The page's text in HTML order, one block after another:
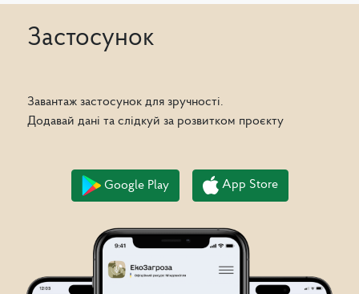
Застосунок
Завантаж застосунок для зручності.
Додавай дані та слідкуй за розвитком проєкту
Google Play App Store